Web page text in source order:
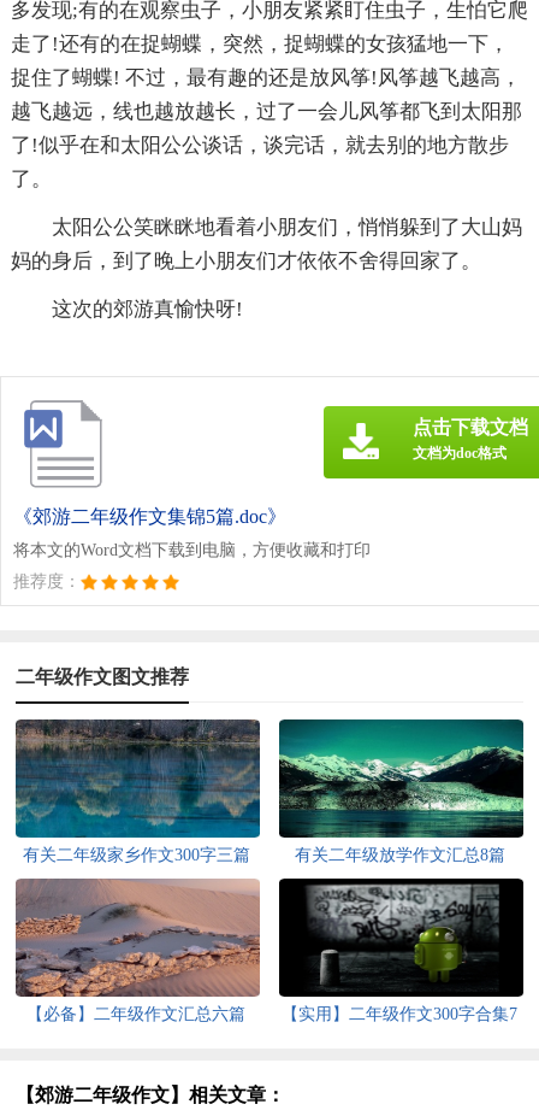
多发现;有的在观察虫子，小朋友紧紧盯住虫子，生怕它爬
走了!还有的在捉蝴蝶，突然，捉蝴蝶的女孩猛地一下，
捉住了蝴蝶! 不过，最有趣的还是放风筝!风筝越飞越高，
越飞越远，线也越放越长，过了一会儿风筝都飞到太阳那
了!似乎在和太阳公公谈话，谈完话，就去别的地方散步
了。
太阳公公笑眯眯地看着小朋友们，悄悄躲到了大山妈
妈的身后，到了晚上小朋友们才依依不舍得回家了。
这次的郊游真愉快呀!
《郊游二年级作文集锦5篇.doc》
将本文的Word文档下载到电脑，方便收藏和打印
推荐度：
点击下载文档
文档为doc格式
二年级作文图文推荐
有关二年级家乡作文300字三篇 有关二年级放学作文汇总8篇
【必备】二年级作文汇总六篇
【实用】二年级作文300字合集7
【郊游二年级作文】相关文章：